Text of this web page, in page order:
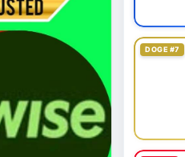
DOGE #7